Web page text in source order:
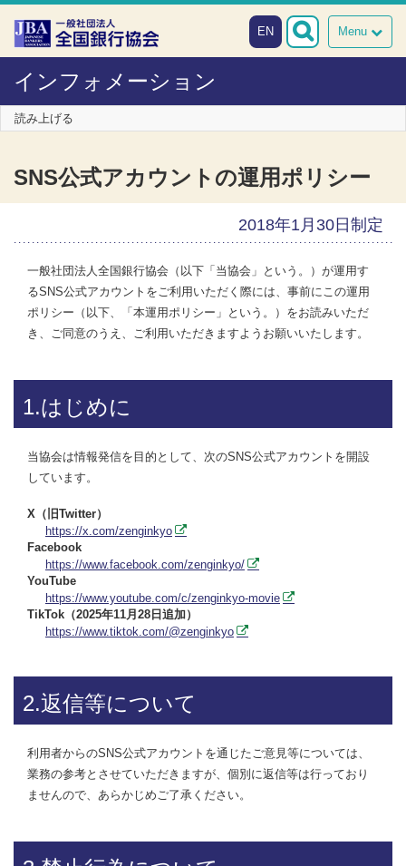
本文へスキップ
障がい者向け相談窓口
Menu
EN
インフォメーション
読み上げる
SNS公式アカウントの運用ポリシー
2018年1月30日制定
一般社団法人全国銀行協会（以下「当協会」という。）が運用す
るSNS公式アカウントをご利用いただく際には、事前にこの運用
ポリシー（以下、「本運用ポリシー」という。）をお読みいただ
き、ご同意のうえ、ご利用いただきますようお願いいたします。
1.はじめに
当協会は情報発信を目的として、次のSNS公式アカウントを開設
しています。
X（旧Twitter）
https://x.com/zenginkyo
Facebook
https://www.facebook.com/zenginkyo/
YouTube
https://www.youtube.com/c/zenginkyo-movie
TikTok（2025年11月28日追加）
https://www.tiktok.com/@zenginkyo
2.返信等について
利用者からのSNS公式アカウントを通じたご意見等については、
業務の参考とさせていただきますが、個別に返信等は行っており
ませんので、あらかじめご了承ください。